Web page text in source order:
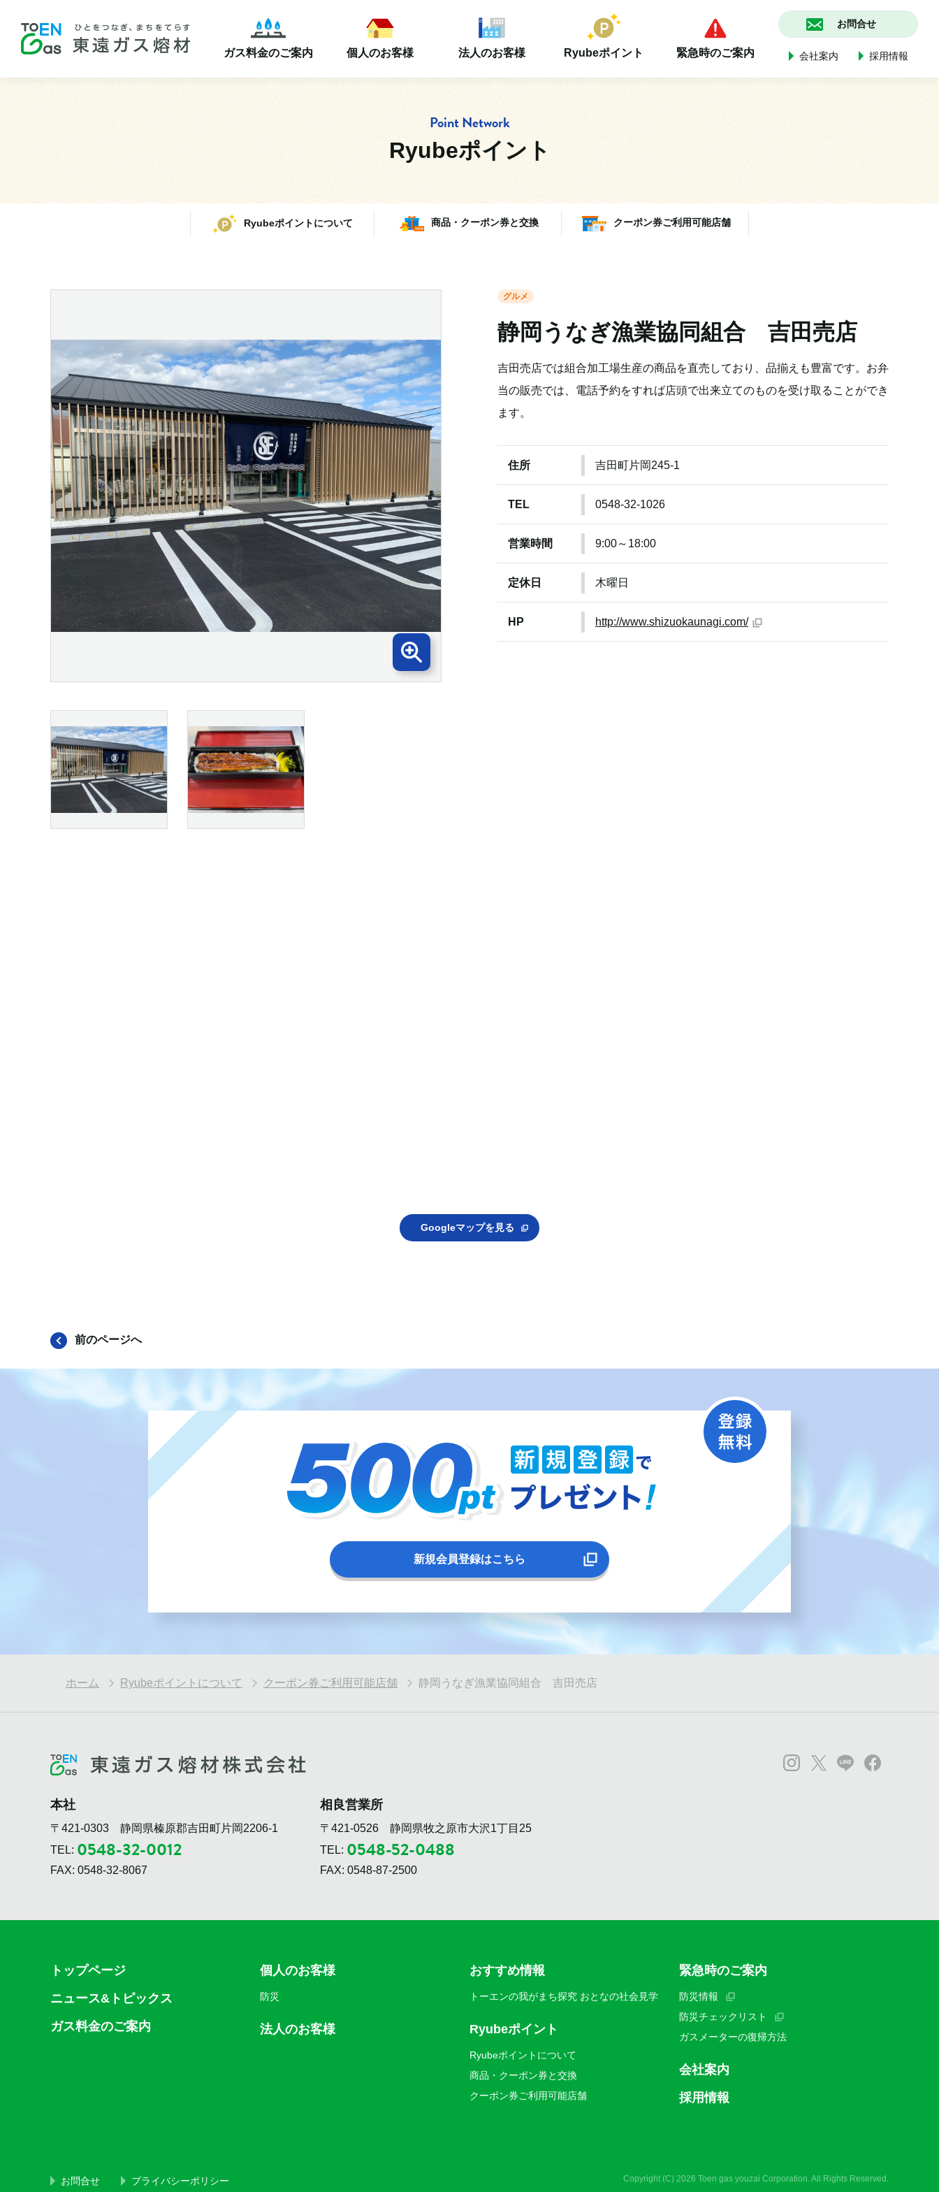
ガス料金のご案内 個人のお客様 法人のお客様 Ryubeポイント 緊急時のご案内
お問合せ
会社案内 採用情報
Point Network
Ryubeポイント
Ryubeポイントについて 商品・クーポン券と交換 クーポン券ご利用可能店舗
グルメ
静岡うなぎ漁業協同組合 吉田売店
吉田売店では組合加工場生産の商品を直売しており、品揃えも豊富です。お弁
当の販売では、電話予約をすれば店頭で出来立てのものを受け取ることができ
ます。
住所 吉田町片岡245-1
TEL 0548-32-1026
営業時間 9:00～18:00
定休日 木曜日
HP http://www.shizuokaunagi.com/
Googleマップを見る
前のページへ
新規会員登録はこちら
ホーム Ryubeポイントについて クーポン券ご利用可能店舗 静岡うなぎ漁業協同組合 吉田売店
本社
〒421-0303 静岡県榛原郡吉田町片岡2206-1
TEL: 0548-32-0012
FAX: 0548-32-8067
相良営業所
〒421-0526 静岡県牧之原市大沢1丁目25
TEL: 0548-52-0488
FAX: 0548-87-2500
トップページ
ニュース&トピックス
ガス料金のご案内
個人のお客様
防災
法人のお客様
おすすめ情報
トーエンの我がまち探究 おとなの社会見学
Ryubeポイント
Ryubeポイントについて
商品・クーポン券と交換
クーポン券ご利用可能店舗
緊急時のご案内
防災情報
防災チェックリスト
ガスメーターの復帰方法
会社案内
採用情報
お問合せ プライバシーポリシー Copyright (C) 2026 Toen gas youzai Corporation. All Rights Reserved.